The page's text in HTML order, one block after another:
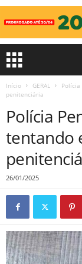
Início GERAL
penitenciária
Polícia
tentando
26/01/2025